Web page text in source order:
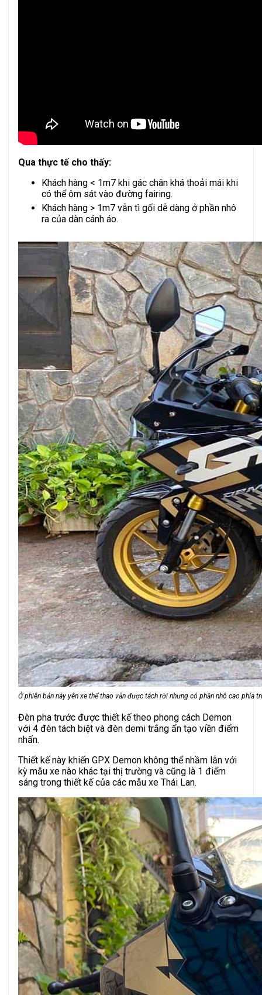
Qua thực tế cho thấy:
Khách hàng < 1m7 khi gác chân khá thoải mái khi
có thể ôm sát vào đường fairing.
Khách hàng > 1m7 vẫn tì gối dễ dàng ở phần nhô
ra của dàn cánh áo.
Ở phiên bản này yên xe thể thao vẫn được tách rời nhưng có phần nhô cao phía
Đèn pha trước được thiết kế theo phong cách Demon
với 4 đèn tách biệt và đèn demi trắng ẩn tạo viền điểm
nhấn.
Thiết kế này khiến GPX Demon không thể nhầm lẫn với
kỳ mẫu xe nào khác tại thị trường và cũng là 1 điểm
sáng trong thiết kế của các mẫu xe Thái Lan.